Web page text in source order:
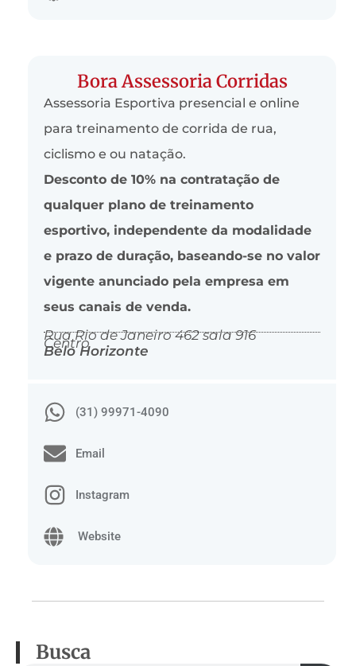
Bora Assessoria Corridas
Assessoria Esportiva presencial e online
para treinamento de corrida de rua,
ciclismo e ou natação.
Desconto de 10% na contratação de
qualquer plano de treinamento
esportivo, independente da modalidade
e prazo de duração, baseando-se no valor
vigente anunciado pela empresa em
seus canais de venda.
Rua Rio de Janeiro 462 sala 916
Centro
Belo Horizonte
(31) 99971-4090
Email
Instagram
Website
Busca